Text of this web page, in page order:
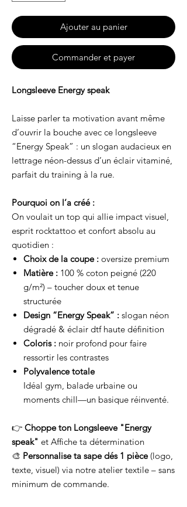
Ajouter au panier
Commander et payer
Longsleeve Energy speak
Laisse parler ta motivation avant même
d’ouvrir la bouche avec ce long­sleeve
“Energy Speak” : un slogan audacieux en
lettrage néon-dessus d’un éclair vitaminé,
parfait du training à la rue.
Pourquoi on l’a créé :
On voulait un top qui allie impact visuel,
esprit rock­tattoo et confort absolu au
quotidien :
Choix de la coupe : oversize premium
Matière : 100 % coton peigné (220
g/m²) – toucher doux et tenue
structurée
Design “Energy Speak” : slogan néon
dégradé & éclair dtf haute définition
Coloris : noir profond pour faire
ressortir les contrastes
Polyvalence totale
Idéal gym, balade urbaine ou
moments chill—un basique réinventé.
👉 Choppe ton Longsleeve "Energy
speak" et Affiche ta détermination
🎨 Personnalise ta sape dés 1 pièce(logo,
texte, visuel) via notre atelier textile – sans
minimum de commande.